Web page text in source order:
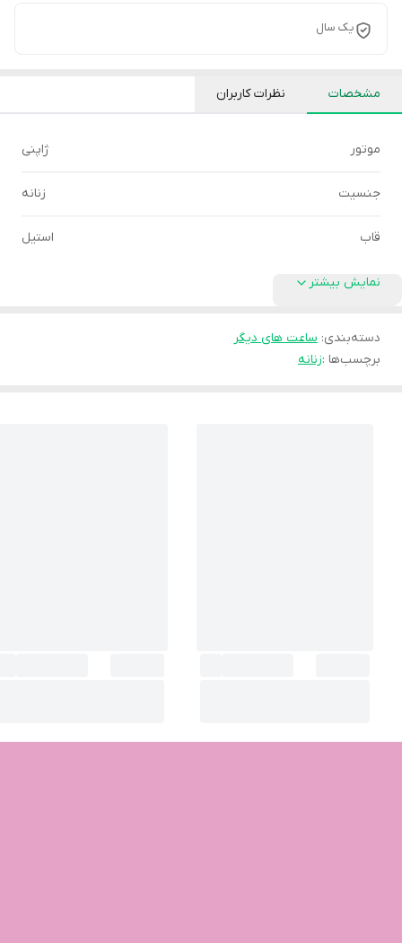
یک سال
مشخصات نظرات کاربران
موتور ژاپنی
جنسیت زنانه
قاب استیل
نمایش بیشتر
دسته‌بندی: ساعت های دیگر
برچسب‌ها :زنانه